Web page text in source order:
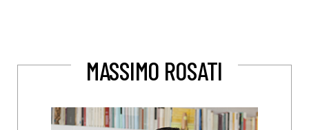
MASSIMO ROSATI